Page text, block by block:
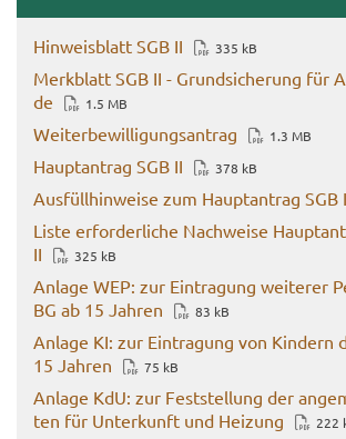
Hin­weis­blatt SGB II 335 kB
Merk­blatt SGB II - Grund­si­che­rung für
de
1.5 MB
Wei­ter­be­wil­li­gungs­an­trag 1.3 MB
Haupt­an­trag SGB II 378 kB
Aus­füll­hin­wei­se zum Haupt­an­trag SGB
Liste er­for­der­li­che Nach­wei­se
II
325 kB
An­la­ge WEP: zur Ein­tra­gung wei­te­rer
BG ab 15 Jah­ren
83 kB
An­la­ge KI: zur Ein­tra­gung von Kin­dern
15 Jah­ren
75 kB
An­la­ge KdU: zur Fest­stel­lung der
ten für Un­ter­kunft und Hei­zung
222